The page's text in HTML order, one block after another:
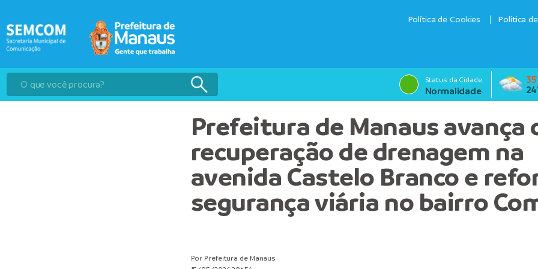
Política de Cookies Política
Status da Cidade
Normalidade
Prefeitura de Manaus avança
recuperação de drenagem na
avenida Castelo Branco e
segurança viária no bairro
Por Prefeitura de Manaus